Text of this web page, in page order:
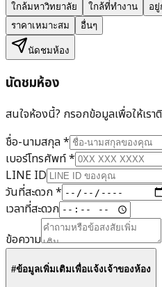
ใกล้มหาวิทยาลัย ใกล้ที่ทำงาน อ
ราคาเหมาะสม
อื่นๆ
นัดชมห้อง
นัดชมห้อง
สนใจห้องนี้? กรอกข้อมูลเพื่อให้เร
ชื่อ-นามสกุล*
เบอร์โทรศัพท์*
LINE ID
วันที่สะดวก*
เวลาที่สะดวก
ข้อความ
#ข้อมูลเพิ่มเติมเพื่อแจ้งเจ้าของห้อง